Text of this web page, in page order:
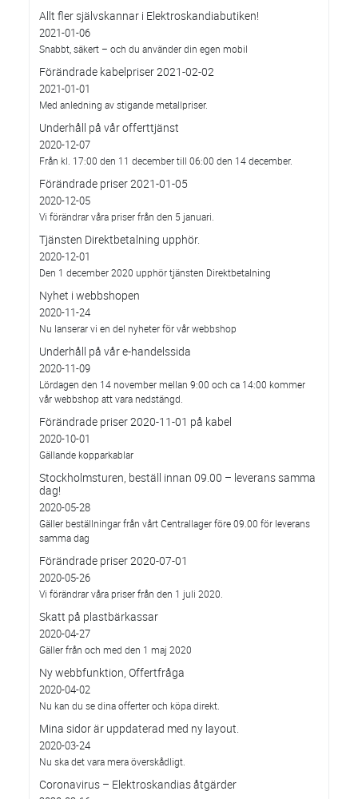
Allt fler självskannar i Elektroskandiabutiken!
2021-01-06
Snabbt, säkert – och du använder din egen mobil
Förändrade kabelpriser 2021-02-02
2021-01-01
Med anledning av stigande metallpriser.
Underhåll på vår offerttjänst
2020-12-07
Från kl. 17:00 den 11 december till 06:00 den 14 december.
Förändrade priser 2021-01-05
2020-12-05
Vi förändrar våra priser från den 5 januari.
Tjänsten Direktbetalning upphör.
2020-12-01
Den 1 december 2020 upphör tjänsten Direktbetalning
Nyhet i webbshopen
2020-11-24
Nu lanserar vi en del nyheter för vår webbshop
Underhåll på vår e-handelssida
2020-11-09
Lördagen den 14 november mellan 9:00 och ca 14:00 kommer
vår webbshop att vara nedstängd.
Förändrade priser 2020-11-01 på kabel
2020-10-01
Gällande kopparkablar
Stockholmsturen, beställ innan 09.00 – leverans samma
dag!
2020-05-28
Gäller beställningar från vårt Centrallager före 09.00 för leverans
samma dag
Förändrade priser 2020-07-01
2020-05-26
Vi förändrar våra priser från den 1 juli 2020.
Skatt på plastbärkassar
2020-04-27
Gäller från och med den 1 maj 2020
Ny webbfunktion, Offertfråga
2020-04-02
Nu kan du se dina offerter och köpa direkt.
Mina sidor är uppdaterad med ny layout.
2020-03-24
Nu ska det vara mera överskådligt.
Coronavirus – Elektroskandias åtgärder